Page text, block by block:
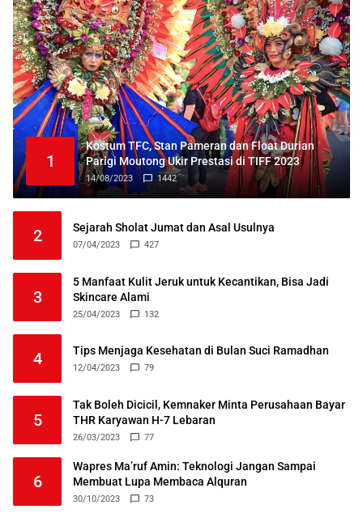
1
Kostum TFC, Stan Pameran dan Float Durian
Parigi Moutong Ukir Prestasi di TIFF 2023
14/08/2023 1442
2 Sejarah Sholat Jumat dan Asal Usulnya
07/04/2023 427
3
5 Manfaat Kulit Jeruk untuk Kecantikan, Bisa Jadi
Skincare Alami
25/04/2023 132
4 Tips Menjaga Kesehatan di Bulan Suci Ramadhan
12/04/2023 79
5
Tak Boleh Dicicil, Kemnaker Minta Perusahaan Bayar
THR Karyawan H-7 Lebaran
26/03/2023 77
6
Wapres Ma’ruf Amin: Teknologi Jangan Sampai
Membuat Lupa Membaca Alquran
30/10/2023 73